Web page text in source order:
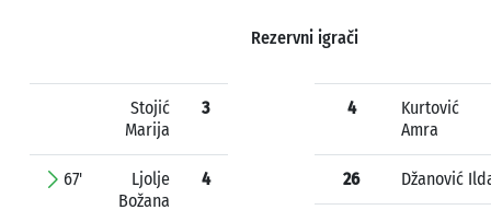
Rezervni igrači
Stojić
Marija
3
67'
Ljolje
Božana
4
4
Kurtović
Amra
26 Džanović